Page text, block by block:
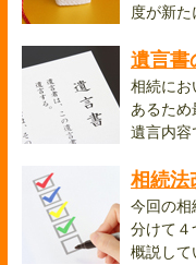
度が新
遺言書
相続にお
あるため
遺言内容
相続法
今回の相
分けて４
概説し